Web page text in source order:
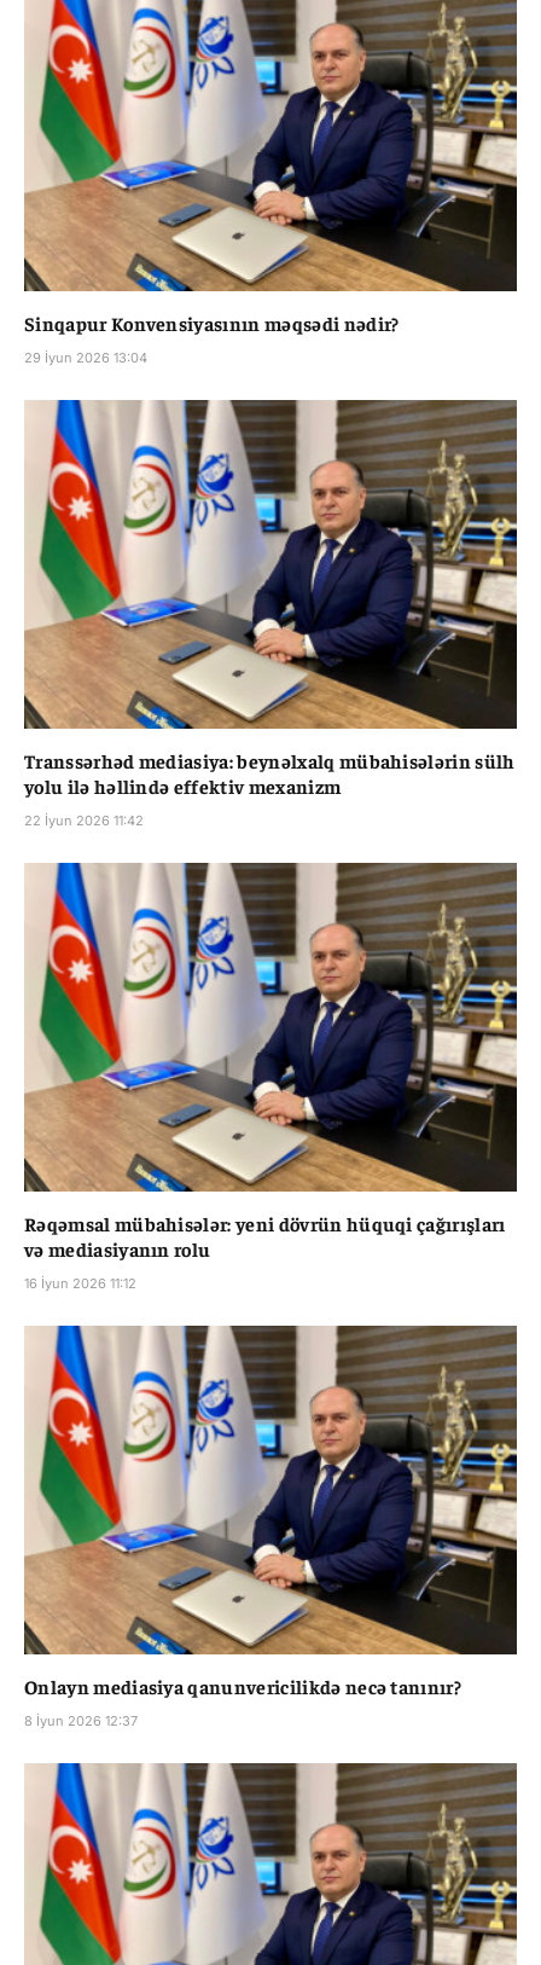
Sinqapur Konvensiyasının məqsədi nədir?
29 İyun 2026 13:04
Transsərhəd mediasiya: beynəlxalq mübahisələrin sülh
yolu ilə həllində effektiv mexanizm
22 İyun 2026 11:42
Rəqəmsal mübahisələr: yeni dövrün hüquqi çağırışları
və mediasiyanın rolu
16 İyun 2026 11:12
Onlayn mediasiya qanunvericilikdə necə tanınır?
8 İyun 2026 12:37